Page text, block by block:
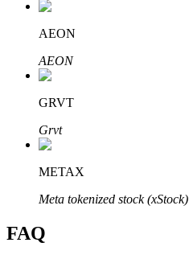
Bitrue-partners
Bitrue Affiliates
AEON
AEON
GRVT
Grvt
METAX
Meta tokenized stock (xStock)
FAQ